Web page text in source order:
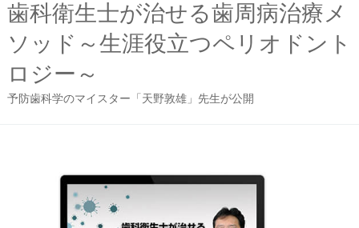
歯科衛生士が治せる歯周病治療メ
ソッド～生涯役立つペリオドント
ロジー～
予防歯科学のマイスター「天野敦雄」先生が公開